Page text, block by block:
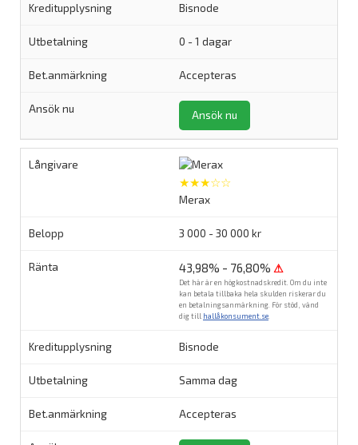
Bisnode
0 - 1 dagar
Accepteras
Ansök nu
★★★☆☆
Merax
3 000 - 30 000 kr
43,98% - 76,80% ⚠
Det här är en högkostnadskredit. Om du inte
kan betala tillbaka hela skulden riskerar du
en betalningsanmärkning. För stöd, vänd
dig till hallåkonsument.se.
Bisnode
Samma dag
Accepteras